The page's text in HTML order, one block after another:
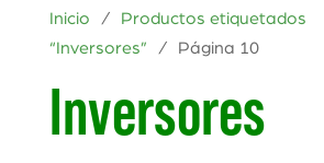
Inicio / Productos etiquetados
“Inversores” / Página 10
Inversores